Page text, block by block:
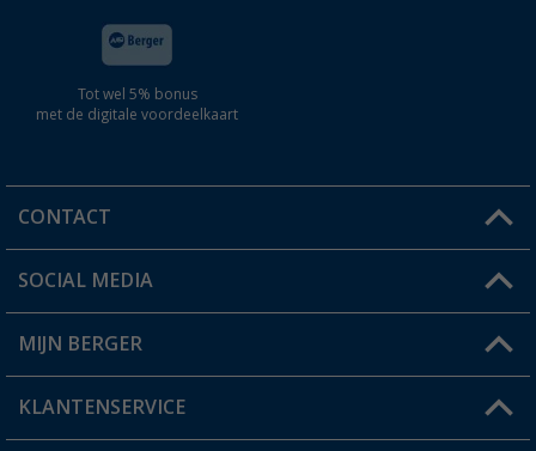
Tot wel 5% bonus
met de digitale voordeelkaart
CONTACT
Een vraag?
Winkel vinden
SOCIAL MEDIA
MIJN BERGER
Mijn account
KLANTENSERVICE